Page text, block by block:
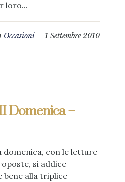
loro...
1 Settembre 2010
Occasioni
Domenica –
domenica, con le letture
si addice
bene alla triplice